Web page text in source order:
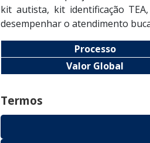
kit autista, kit identificação
desempenhar o atendimento
Processo
Valor Global
Termos